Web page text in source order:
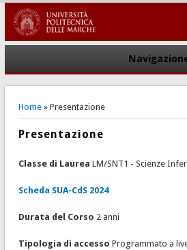
Home» Presentazione
Presentazione
Classe di Laurea LM/SNT1 - Scienze
Scheda SUA-CdS 2024
Durata del Corso 2 anni
Tipologia di accesso Programmato a